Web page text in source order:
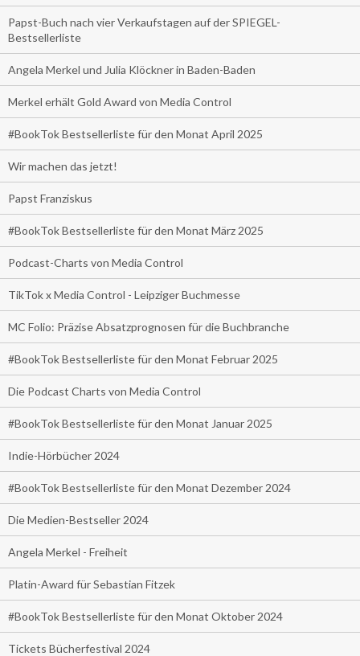
Papst-Buch nach vier Verkaufstagen auf der SPIEGEL-
Bestsellerliste
Angela Merkel und Julia Klöckner in Baden-Baden
Merkel erhält Gold Award von Media Control
#BookTok Bestsellerliste für den Monat April 2025
Wir machen das jetzt!
Papst Franziskus
#BookTok Bestsellerliste für den Monat März 2025
Podcast-Charts von Media Control
TikTok x Media Control - Leipziger Buchmesse
MC Folio: Präzise Absatzprognosen für die Buchbranche
#BookTok Bestsellerliste für den Monat Februar 2025
Die Podcast Charts von Media Control
#BookTok Bestsellerliste für den Monat Januar 2025
Indie-Hörbücher 2024
#BookTok Bestsellerliste für den Monat Dezember 2024
Die Medien-Bestseller 2024
Angela Merkel - Freiheit
Platin-Award für Sebastian Fitzek
#BookTok Bestsellerliste für den Monat Oktober 2024
Tickets Bücherfestival 2024